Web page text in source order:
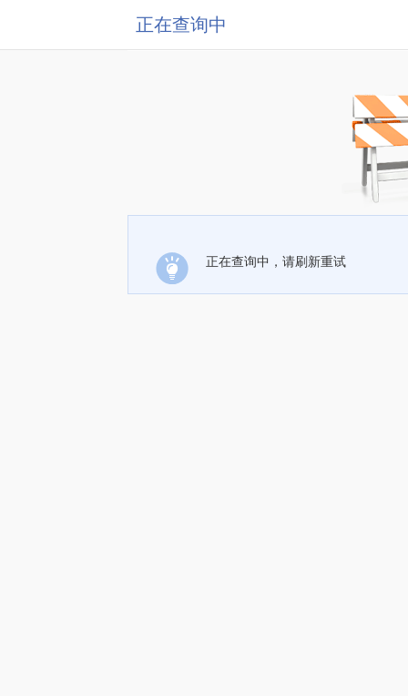
正在查询中
正在查询中，请刷新重试